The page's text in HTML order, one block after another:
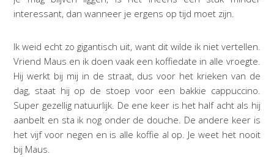
interessant, dan wanneer je ergens op tijd moet zijn.
Ik weid echt zo gigantisch uit, want dit wilde ik niet vertellen.
Vriend Maus en ik doen vaak een koffiedate in alle vroegte.
Hij werkt bij mij in de straat, dus voor het krieken van de
dag, staat hij op de stoep voor een bakkie cappuccino.
Super gezellig natuurlijk. De ene keer is het half acht als hij
aanbelt en sta ik nog onder de douche. De andere keer is
het vijf voor negen en is alle koffie al op. Je weet het nooit
bij Maus.